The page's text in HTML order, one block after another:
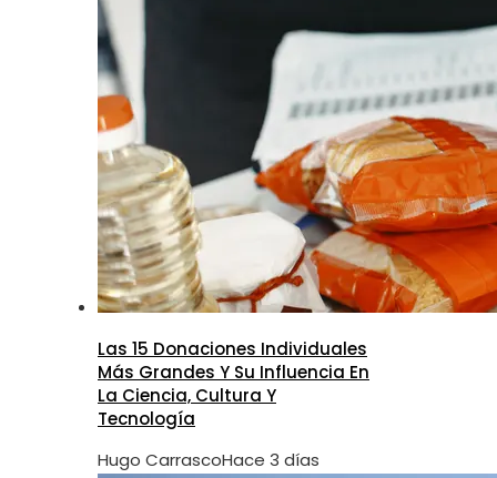
Las 15 Donaciones Individuales
Más Grandes Y Su Influencia En
La Ciencia, Cultura Y
Tecnología
Hugo CarrascoHace 3 días